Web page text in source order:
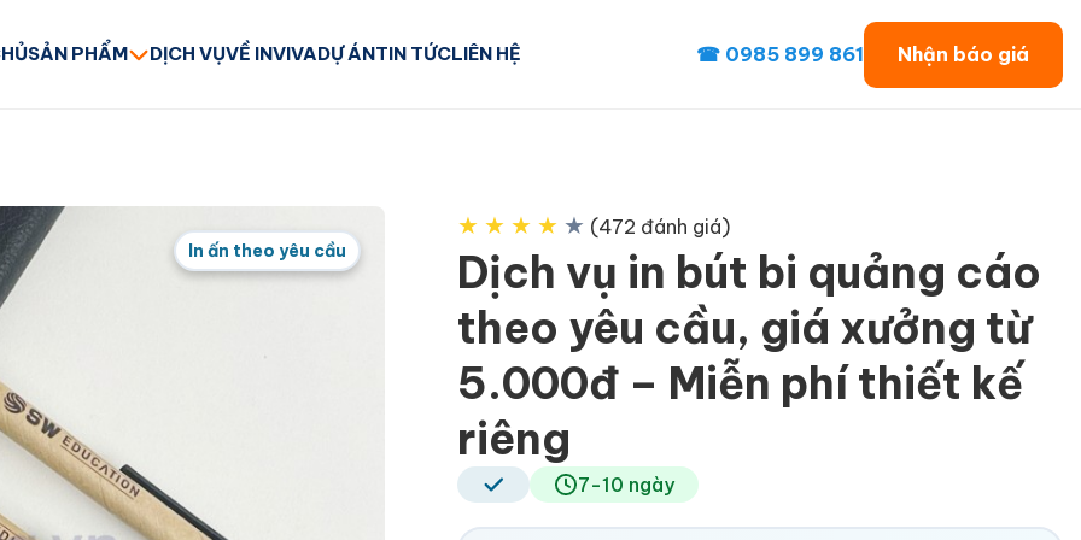
SẢN PHẨM DỊCH VỤVỀ INVIVADỰ ÁNTIN TỨCLIÊN HỆ ☎ 0985 899 861 Nhận báo giá
In ấn theo yêu cầu
★ ★ ★ ★ ★ (472 đánh giá)
Dịch vụ in bút bi quảng cáo
theo yêu cầu, giá xưởng từ
5.000đ – Miễn phí thiết kế
riêng
7-10 ngày